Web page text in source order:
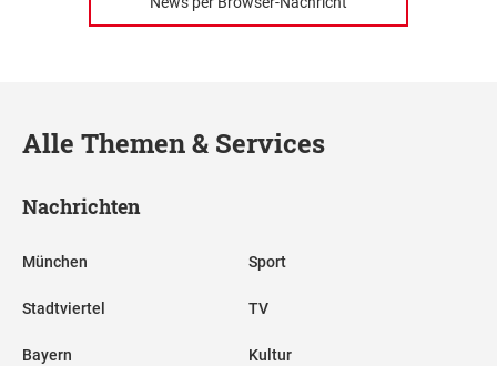
Alle Themen & Services
Nachrichten
München
Stadtviertel
Bayern
Sport
TV
Kultur